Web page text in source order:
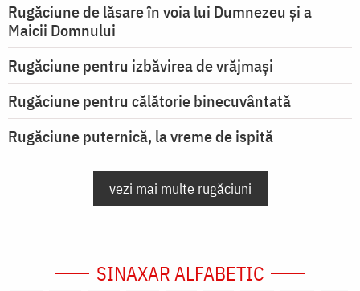
Rugăciune de lăsare în voia lui Dumnezeu şi a
Maicii Domnului
Rugăciune pentru izbăvirea de vrăjmași
Rugăciune pentru călătorie binecuvântată
Rugăciune puternică, la vreme de ispită
vezi mai multe rugăciuni
SINAXAR ALFABETIC